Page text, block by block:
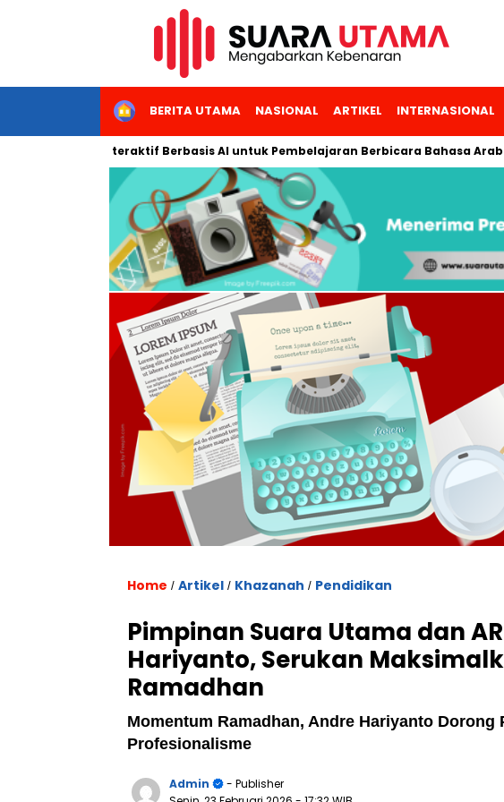
HOMEBERITA UTAMA NASIONAL ARTIKEL INTERNASIONAL
Digital Interaktif Berbasis AI untuk Pembelajaran Berbicara Bahasa Arab
Home / Artikel / Khazanah / Pendidikan
Pimpinan Suara Utama dan
Hariyanto, Serukan
Ramadhan
Momentum Ramadhan, Andre Hariyanto
Profesionalisme
Admin
- Publisher